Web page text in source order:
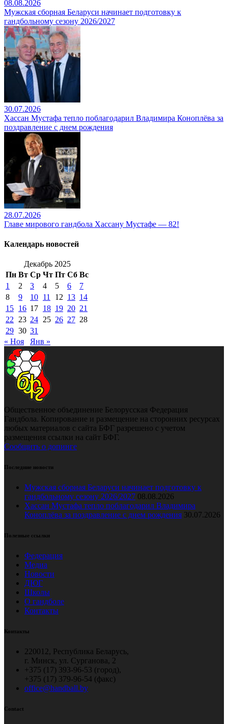
08.08.2026
Мужская сборная Беларуси начинает подготовку к
гандбольному сезону 2026/2027
30.07.2026
Хассан Мустафа тепло поблагодарил Владимира Коноплёва за
поздравление с днем рождения
28.07.2026
Главе мирового гандбола Хассану Мустафе — 82!
Календарь новостей
Декабрь 2025
Пн Вт Ср Чт Пт Сб Вс
1
2 3 4 5 6
7
8
9 10 11 12 13 14
15 16 17 18 19 20 21
22 23 24 25 26 27 28
29 30 31
« Ноя
Янв »
Общественное объединение Белорусская Федерация
Гандбола. Копирование и размещение на сторонних ресурсах
любых материалов с сайта БФГ разрешено с учетом
размещения ссылки на сайт БФГ.
Сообщить о допинге
Последние новости
Мужская сборная Беларуси начинает подготовку к
гандбольному сезону 2026/2027 08.08.2026
Хассан Мустафа тепло поблагодарил Владимира
Коноплёва за поздравление с днем рождения 30.07.2026
Полезные ссылки
Федерация
Медиа
Новости
ДЮГ
Школы
О гандболе
Контакты
Контакты
220012, Республика Беларусь,
г. Минск, ул. Сурганова, 2
+375 (17) 393-96-53 (город),
+375 (17) 379-96-54 (факс)
office@handball.by
Contact